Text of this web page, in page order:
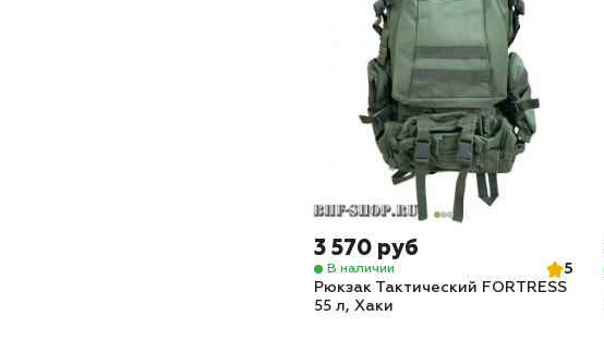
3 570 руб
В наличии
5
Рюкзак Тактический FORTRESS
55 л, Хаки